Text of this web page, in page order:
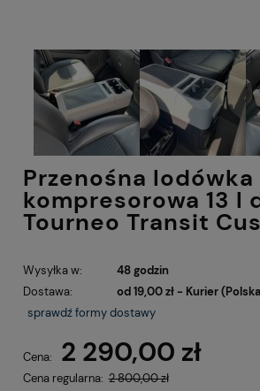
Przenośna lodówka
kompresorowa 13 l
Tourneo Transit
Wysyłka w:
48 godzin
Dostawa:
od 19,00 zł - Kurier
Cena nie zawiera ewentualnych kosztów
sprawdź formy dostawy
Cena: 2 290,00 zł
Cena regularna: 2 800,00 zł